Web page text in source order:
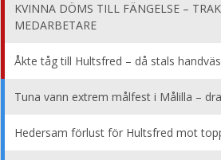
KVINNA DÖMS TILL FÄNGELSE –
MEDARBETARE
Åkte tåg till Hultsfred – då stals
Tuna vann extrem målfest i Målilla –
Hedersam förlust för Hultsfred mot